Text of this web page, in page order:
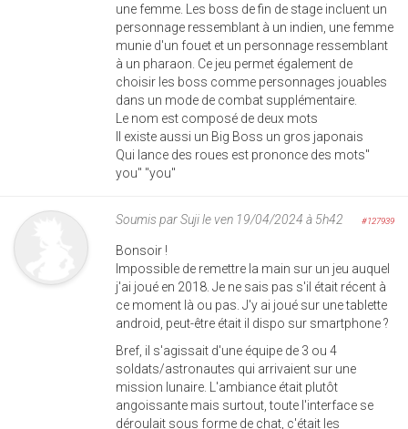
une femme. Les boss de fin de stage incluent un
personnage ressemblant à un indien, une femme
munie d'un fouet et un personnage ressemblant
à un pharaon. Ce jeu permet également de
choisir les boss comme personnages jouables
dans un mode de combat supplémentaire.
Le nom est composé de deux mots
Il existe aussi un Big Boss un gros japonais
Qui lance des roues est prononce des mots"
you" "you"
Soumis parSujile ven 19/04/2024 à 5h42 #127939
Bonsoir !
Impossible de remettre la main sur un jeu auquel
j'ai joué en 2018. Je ne sais pas s'il était récent à
ce moment là ou pas. J'y ai joué sur une tablette
android, peut-être était il dispo sur smartphone ?
Bref, il s'agissait d'une équipe de 3 ou 4
soldats/astronautes qui arrivaient sur une
mission lunaire. L'ambiance était plutôt
angoissante mais surtout, toute l'interface se
déroulait sous forme de chat, c'était les